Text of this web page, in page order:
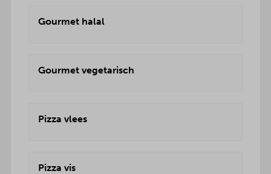
Gourmet halal
Gourmet vegetarisch
Pizza vlees
Pizza vis